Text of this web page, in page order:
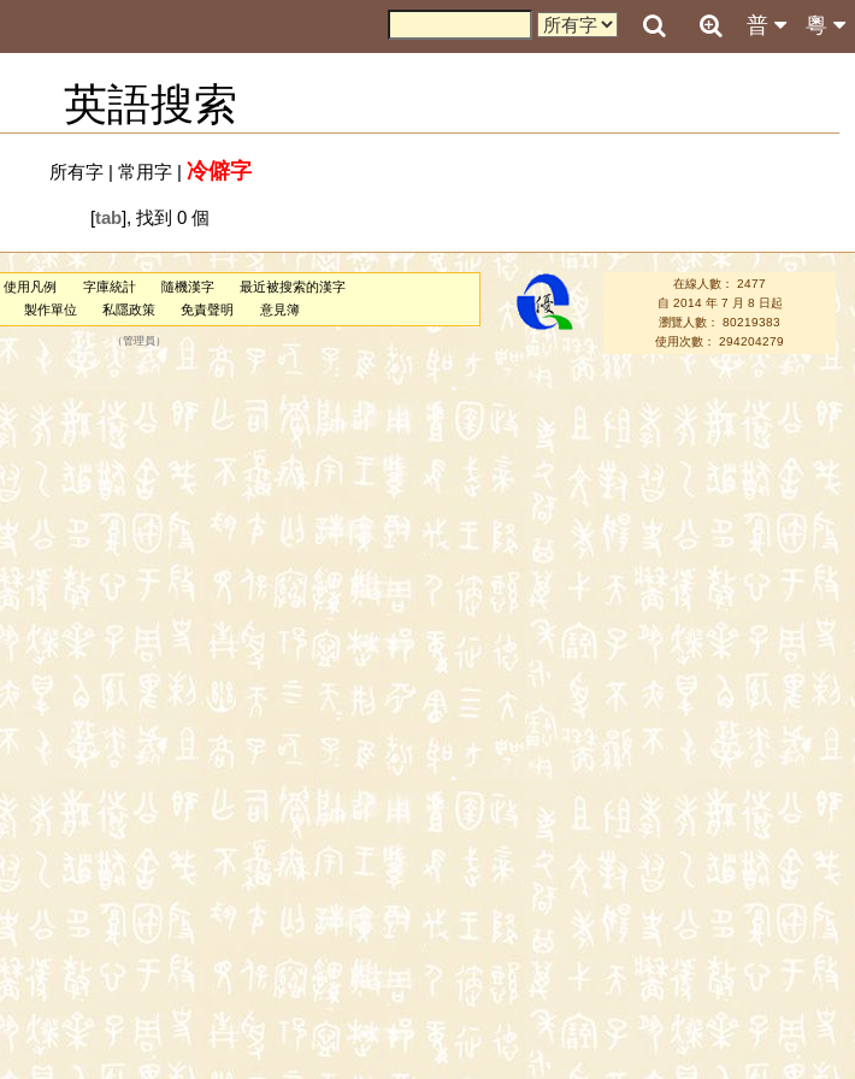
粵
普
英語搜索
所有字| 常用字| 冷僻字
[tab], 找到 0 個
使用凡例 字庫統計 隨機漢字
最近被搜索的漢字
製作單位 私隱政策 免責聲明 意見簿
（管理員 ）
在線人數： 2477
自 2014 年 7 月 8 日起
瀏覽人數： 80219383
使用次數： 294204279